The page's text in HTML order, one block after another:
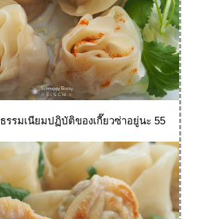
รรมเนียมปฏิบัติของเกี๊ยวซ่าอยู่นะ 55